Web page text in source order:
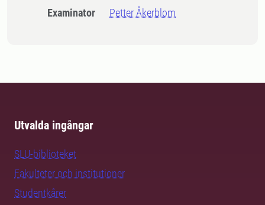
Examinator Petter Åkerblom
Utvalda ingångar
SLU-biblioteket
Fakulteter och institutioner
Studentkårer